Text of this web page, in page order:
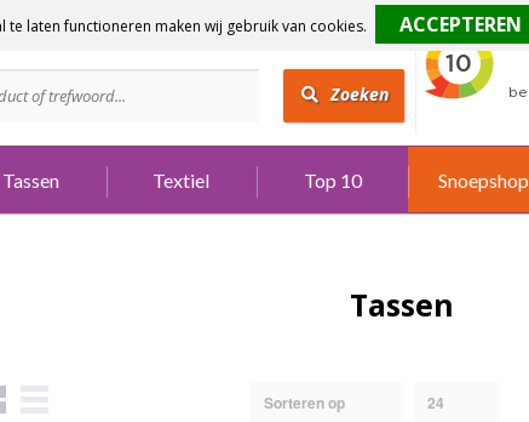
Zoeken
Tassen Textiel Top 10 Snoepshop
Tassen
te laten functioneren maken wij gebruik van cookies.